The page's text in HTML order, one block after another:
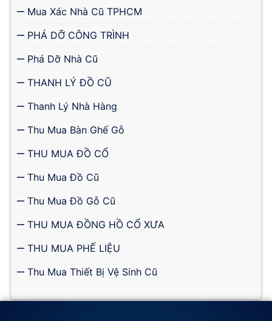
Mua Xác Nhà Cũ TPHCM
PHÁ DỠ CÔNG TRÌNH
Phá Dỡ Nhà Cũ
THANH LÝ ĐỒ CŨ
Thanh Lý Nhà Hàng
Thu Mua Bàn Ghế Gỗ
THU MUA ĐỒ CỔ
Thu Mua Đồ Cũ
Thu Mua Đồ Gỗ Cũ
THU MUA ĐỒNG HỒ CỔ XƯA
THU MUA PHẾ LIỆU
Thu Mua Thiết Bị Vệ Sinh Cũ